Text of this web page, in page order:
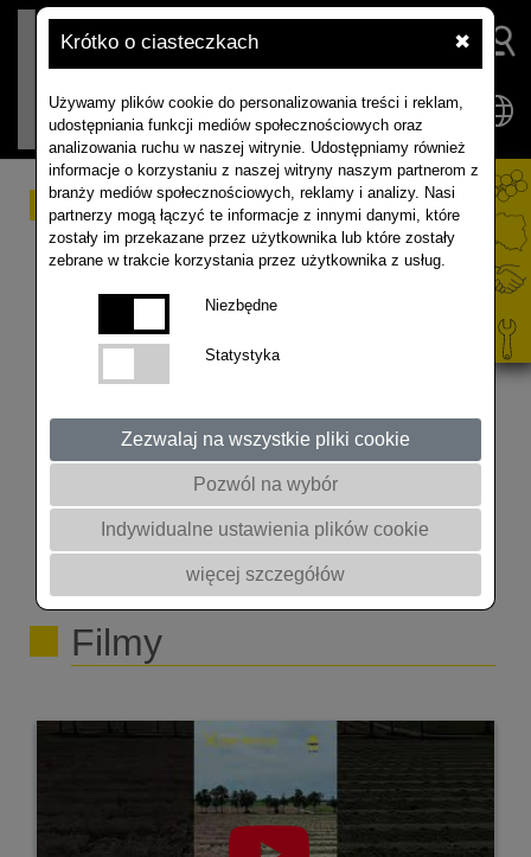
Krótko o ciasteczkach ✖
Używamy plików cookie do personalizowania treści i reklam,
udostępniania funkcji mediów społecznościowych oraz
analizowania ruchu w naszej witrynie. Udostępniamy również
informacje o korzystaniu z naszej witryny naszym partnerom z
branży mediów społecznościowych, reklamy i analizy. Nasi
partnerzy mogą łączyć te informacje z innymi danymi, które
zostały im przekazane przez użytkownika lub które zostały
zebrane w trakcie korzystania przez użytkownika z usług.
Niezbędne
Statystyka
Zezwalaj na wszystkie pliki cookie
Pozwól na wybór
Indywidualne ustawienia plików cookie
więcej szczegółów
#37 ‐ POLE ROZMÓW
podcast o uprawie
rzepaku... i nie tylko
Artur Kozera manager produktu i marketingu
DSV Polska na temat rzepaku jako przedplonu dla
kukurydzy. Zapraszamy do wysłuchania! Nagranie
zostało zrealizowane w TOK JOB Studio w
Gminnej Bibliotece Publicznej w Mieścisku.
@rapoolpolska7302 @akademiarzepaku5409
#rolnictwo #hodowla #dsv #podcast
Filmy